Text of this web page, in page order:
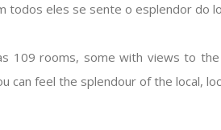
todos eles se sente o esplendor do
109 rooms, some with views to
can feel the splendour of the local,